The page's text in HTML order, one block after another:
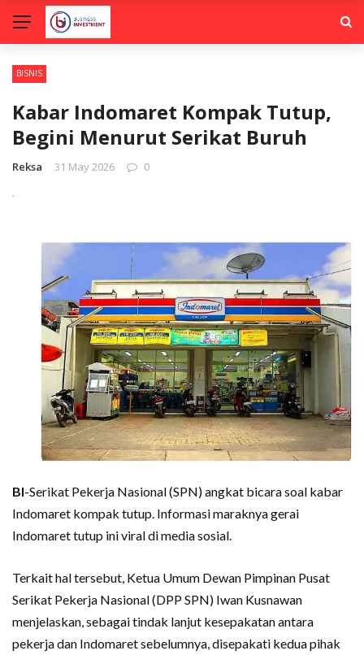
BISNIS
Kabar Indomaret Kompak Tutup,
Begini Menurut Serikat Buruh
Reksa 31 May 2026 0
BI-Serikat Pekerja Nasional (SPN) angkat bicara soal kabar
Indomaret kompak tutup. Informasi maraknya gerai
Indomaret tutup ini viral di media sosial.
Terkait hal tersebut, Ketua Umum Dewan Pimpinan Pusat
Serikat Pekerja Nasional (DPP SPN) Iwan Kusnawan
menjelaskan, sebagai tindak lanjut kesepakatan antara
pekerja dan Indomaret sebelumnya, disepakati kedua pihak